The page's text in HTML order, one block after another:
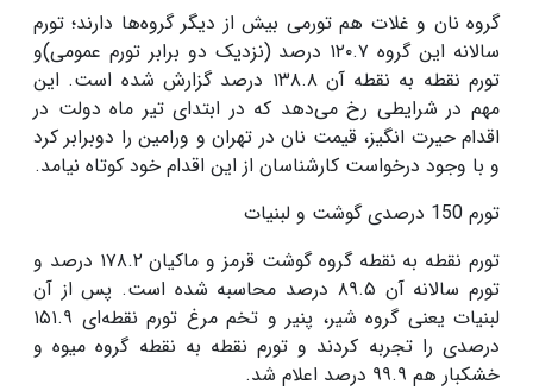
گروه نان و غلات هم تورمی بیش از دیگر گروه‌ها دارند؛ تورم
سالانه این گروه ۱۲۰.۷ درصد (نزدیک دو برابر تورم عمومی)‌و
تورم نقطه به نقطه آن۱۳۸.۸ درصد گزارش شده است. این
مهم در شرایطی رخ می‌دهد که در ابتدای تیر ماه دولت در
اقدام حیرت انگیز، قیمت نان در تهران و ورامین را دوبرابر کرد
و با وجود درخواست کارشناسان از این اقدام خود کوتاه نیامد.
تورم 150 درصدی گوشت و لبنیات
تورم نقطه به نقطه گروه گوشت قرمز و ماکیان ۱۷۸.۲ درصد و
تورم سالانه آن ۸۹.۵ درصد محاسبه شده است. پس از آن
لبنیات یعنی گروه شیر، پنیر و تخم مرغ تورم نقطه‌ای ۱۵۱.۹
درصدی را تجربه کردند و تورم نقطه به نقطه گروه میوه و
خشکبار هم ۹۹.۹ درصد اعلام شد.